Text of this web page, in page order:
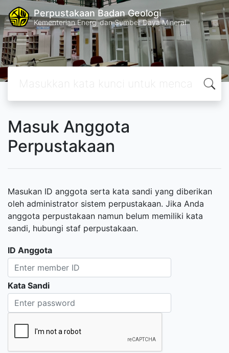
Perpustakaan Badan Geologi
Kementerian Energi dan Sumber Daya Mineral
Masuk Anggota
Perpustakaan
Masukan ID anggota serta kata sandi yang diberikan
oleh administrator sistem perpustakaan. Jika Anda
anggota perpustakaan namun belum memiliki kata
sandi, hubungi staf perpustakaan.
ID Anggota
Kata Sandi